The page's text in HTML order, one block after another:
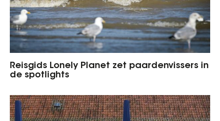
Reisgids Lonely Planet zet paardenvissers in
de spotlights